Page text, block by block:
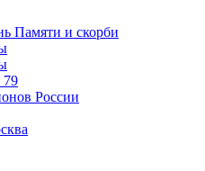
Памяти и скорби
79
России